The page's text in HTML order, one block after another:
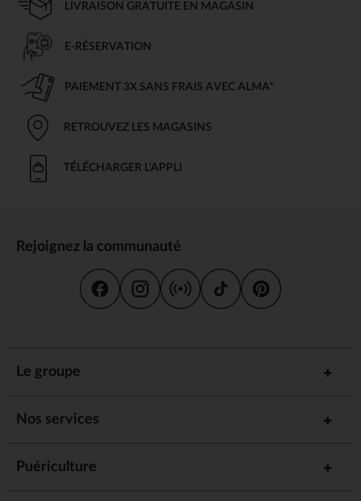
LIVRAISON GRATUITE EN MAGASIN
E-RÉSERVATION
PAIEMENT 3X SANS FRAIS AVEC ALMA*
RETROUVEZ LES MAGASINS
TÉLÉCHARGER L'APPLI
Rejoignez la communauté
Le groupe
Nos services
Puériculture